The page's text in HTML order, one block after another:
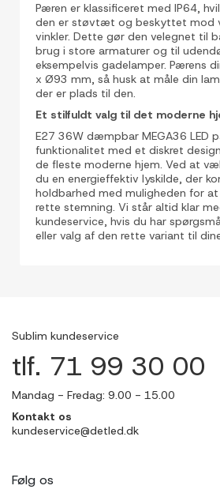
Pæren er klassificeret med IP64,
den er støvtæt og beskyttet mod
vinkler. Dette gør den velegnet til
brug i store armaturer og til
eksempelvis gadelamper. Pærens
x Ø93 mm, så husk at måle din
der er plads til den.
Et stilfuldt valg til det moderne
E27 36W dæmpbar MEGA36 LED
funktionalitet med et diskret
de fleste moderne hjem. Ved at
du en energieffektiv lyskilde, der
holdbarhed med muligheden for
rette stemning. Vi står altid klar
kundeservice, hvis du har
eller valg af den rette variant til
Sublim kundeservice
tlf. 71 99 30 00
Mandag - Fredag: 9.00 - 15.00
Kontakt os
kundeservice@detled.dk
Følg os